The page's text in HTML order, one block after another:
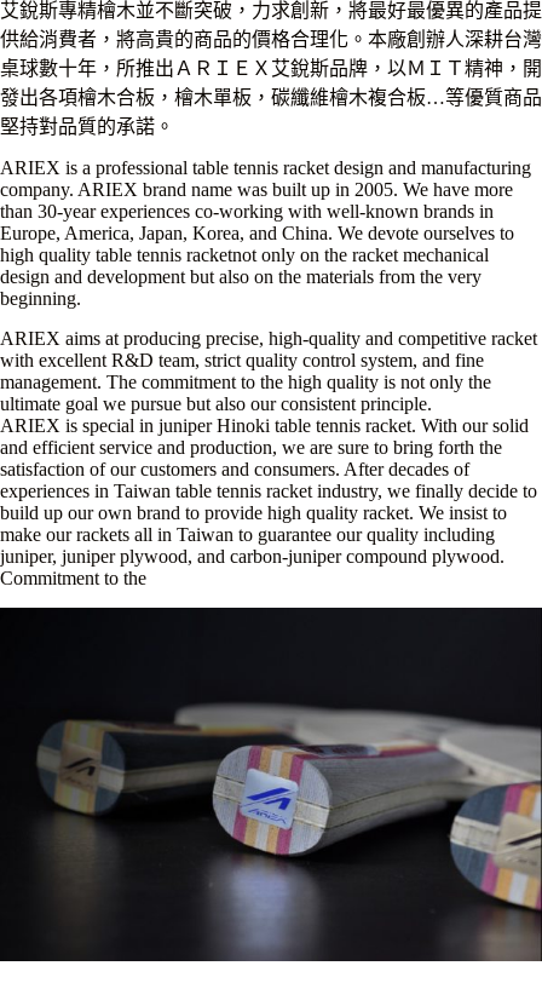
艾銳斯專精檜木並不斷突破，力求創新，將最好最優異的產品提
供給消費者，將高貴的商品的價格合理化。本廠創辦人深耕台灣
桌球數十年，所推出ＡＲＩＥＸ艾銳斯品牌，以ＭＩＴ精神，開
發出各項檜木合板，檜木單板，碳纖維檜木複合板…等優質商品
堅持對品質的承諾。
ARIEX is a professional table tennis racket design and manufacturing
company. ARIEX brand name was built up in 2005. We have more
than 30-year experiences co-working with well-known brands in
Europe, America, Japan, Korea, and China. We devote ourselves to
high quality table tennis racketnot only on the racket mechanical
design and development but also on the materials from the very
beginning.
ARIEX aims at producing precise, high-quality and competitive racket
with excellent R&D team, strict quality control system, and fine
management. The commitment to the high quality is not only the
ultimate goal we pursue but also our consistent principle.
ARIEX is special in juniper Hinoki table tennis racket. With our solid
and efficient service and production, we are sure to bring forth the
satisfaction of our customers and consumers. After decades of
experiences in Taiwan table tennis racket industry, we finally decide to
build up our own brand to provide high quality racket. We insist to
make our rackets all in Taiwan to guarantee our quality including
juniper, juniper plywood, and carbon-juniper compound plywood.
Commitment to the